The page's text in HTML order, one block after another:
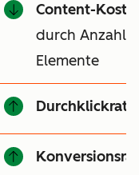
Content-
durch Anzahl
Elemente